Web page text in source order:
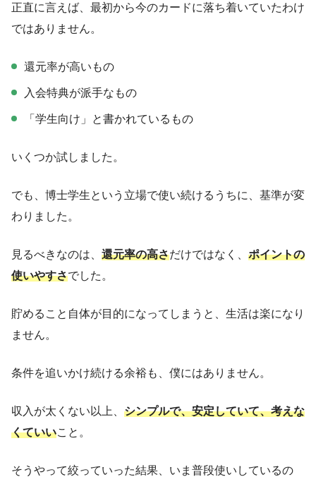
正直に言えば、最初から今のカードに落ち着いていたわけ
ではありません。
還元率が高いもの
入会特典が派手なもの
「学生向け」と書かれているもの
いくつか試しました。
でも、博士学生という立場で使い続けるうちに、基準が変
わりました。
見るべきなのは、 還元率の高さだけではなく、 ポイントの
使いやすさでした。
貯めること自体が目的になってしまうと、生活は楽になり
ません。
条件を追いかけ続ける余裕も、僕にはありません。
収入が太くない以上、 シンプルで、安定していて、考えな
くていいこと。
そうやって絞っていった結果、いま普段使いしているの